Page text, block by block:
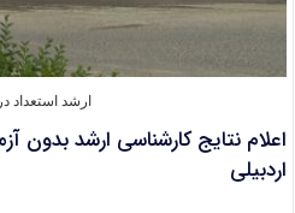
ارشد استعداد
اردبیلی